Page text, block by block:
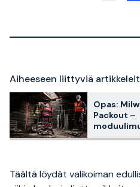
Aiheeseen liittyviä
Opas:
Packout –
en
Täältä löydät valikoiman